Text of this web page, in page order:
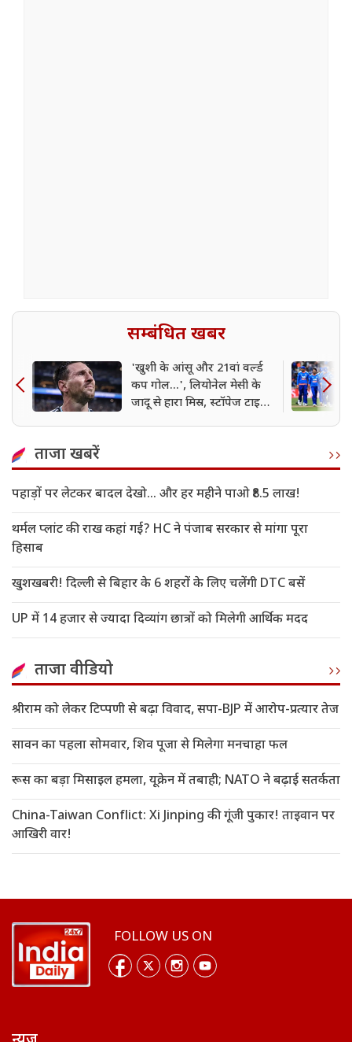
सम्बंधित खबर
'खुशी के आंसू और 21वां वर्ल्ड
कप गोल...', लियोनेल मेसी के
जादू से हारा मिस्र, स्टॉपेज टाइम
ताजा खबरें
पहाड़ों पर लेटकर बादल देखो… और हर महीने पाओ ₹8.5 लाख!
थर्मल प्लांट की राख कहां गई? HC ने पंजाब सरकार से मांगा पूरा
हिसाब
खुशखबरी! दिल्ली से बिहार के 6 शहरों के लिए चलेंगी DTC बसें
UP में 14 हजार से ज्यादा दिव्यांग छात्रों को मिलेगी आर्थिक मदद
ताजा वीडियो
श्रीराम को लेकर टिप्पणी से बढ़ा विवाद, सपा-BJP में आरोप-प्रत्यार तेज
सावन का पहला सोमवार, शिव पूजा से मिलेगा मनचाहा फल
रूस का बड़ा मिसाइल हमला, यूक्रेन में तबाही; NATO ने बढ़ाई सतर्कता
China-Taiwan Conflict: Xi Jinping की गूंजी पुकार! ताइवान पर
आखिरी वार!
FOLLOW US ON